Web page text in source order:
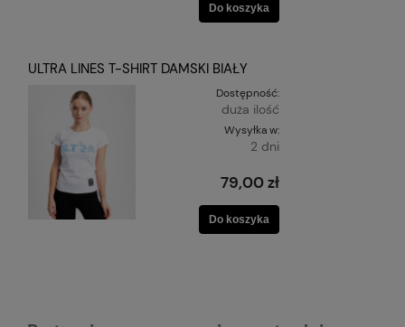
Do koszyka
ULTRA LINES T-SHIRT DAMSKI BIAŁY
Dostępność:
duża ilość
Wysyłka w:
2 dni
79,00 zł
Do koszyka